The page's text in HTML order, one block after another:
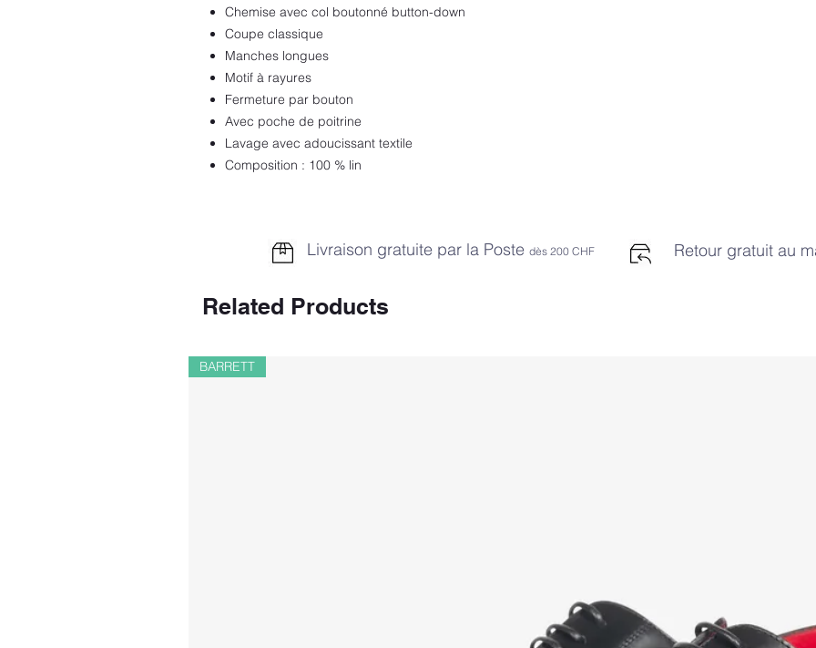
Chemise avec col boutonné button-down
Coupe classique
Manches longues
Motif à rayures
Fermeture par bouton
Avec poche de poitrine
Lavage avec adoucissant textile
Composition : 100 % lin
Livraison gratuite par la Poste dès 200 CHF Retour gratuit au
Related Products
BARRETT